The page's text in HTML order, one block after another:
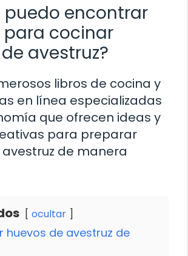
puedo encontrar
para cocinar
avestruz?
libros de cocina y
en línea especializadas
que ofrecen ideas y
para preparar
de manera
ocultar
huevos de avestruz de